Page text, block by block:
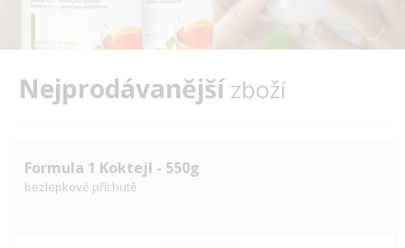
Nejprodávanějšízboží
Formula 1 Koktejl - 550g
bezlepkové příchutě